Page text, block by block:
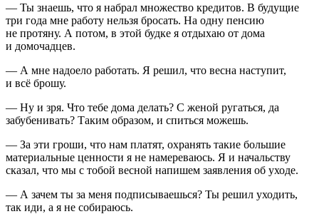
— Ты знаешь, что я набрал множество кредитов. В будущие
три года мне работу нельзя бросать. На одну пенсию
не протяну. А потом, в этой будке я отдыхаю от дома
и домочадцев.
— А мне надоело работать. Я решил, что весна наступит,
и всё брошу.
— Ну и зря. Что тебе дома делать? С женой ругаться, да
забубенивать? Таким образом, и спиться можешь.
— За эти гроши, что нам платят, охранять такие большие
материальные ценности я не намереваюсь. Я и начальству
сказал, что мы с тобой весной напишем заявления об уходе.
— А зачем ты за меня подписываешься? Ты решил уходить,
так иди, а я не собираюсь.